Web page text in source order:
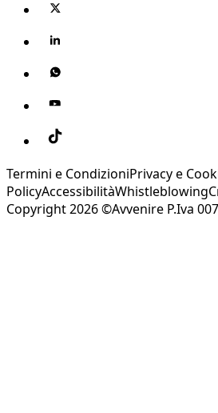
Termini e CondizioniPrivacy e
PolicyAccessibilitàWhistleblowing
Copyright 2026 ©Avvenire P.Iva